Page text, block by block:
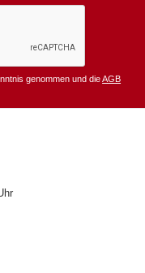
genommen und dieAGB